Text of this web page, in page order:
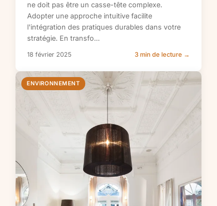
ne doit pas être un casse-tête complexe.
Adopter une approche intuitive facilite
l'intégration des pratiques durables dans votre
stratégie. En transfo...
18 février 2025 3 min de lecture →
ENVIRONNEMENT